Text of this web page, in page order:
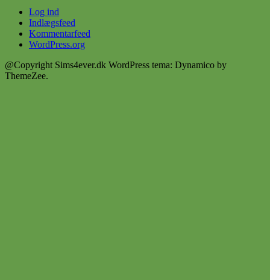
Log ind
Indlægsfeed
Kommentarfeed
WordPress.org
@Copyright Sims4ever.dk WordPress tema: Dynamico by
ThemeZee.